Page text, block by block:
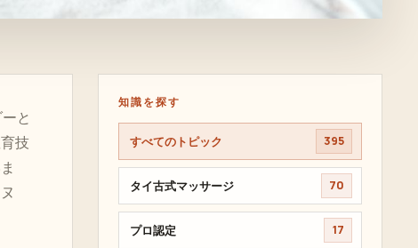
と
技
知識を探す
すべてのトピック 395
タイ古式マッサージ 70
プロ認定 17